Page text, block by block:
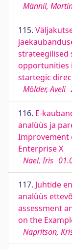
Männil,
115.
strateegilised
opportunities
startegic
Mölder, Aveli
116. E-
analüüs ja
Improvement
Enterprise X
Nael, Iris
117. Juhtide
analüüs
assessment
on the
Napritson,